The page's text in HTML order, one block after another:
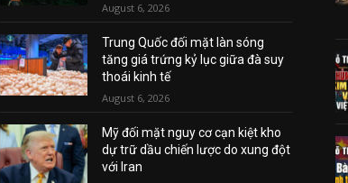
August 6, 2026
Trung Quốc đối mặt làn sóng
tăng giá trứng kỷ lục giữa đà suy
thoái kinh tế
August 6, 2026
Mỹ đối mặt nguy cơ cạn kiệt kho
dự trữ dầu chiến lược do xung đột
với Iran